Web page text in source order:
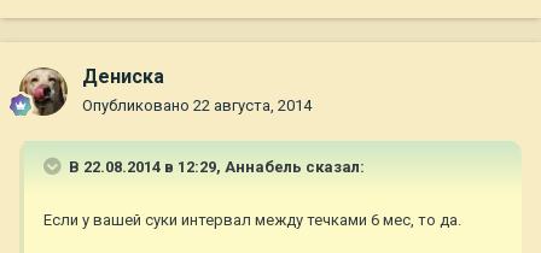
Дениска
Опубликовано 22 августа, 2014
В 22.08.2014 в 12:29, Aннaбель сказал:
Если у вашей суки интервал между течками 6 мес, то да.